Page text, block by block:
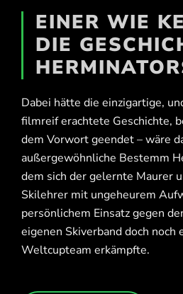
EINER WIE
DIE
Dabei hätte die einzigartige,
filmreif erachtete Geschichte,
dem Vorwort geendet – wäre
außergewöhnliche Bestemm
dem sich der gelernte Maurer
Skilehrer mit ungeheurem
persönlichem Einsatz gegen
eigenen Skiverband doch noch
Weltcupteam erkämpfte.